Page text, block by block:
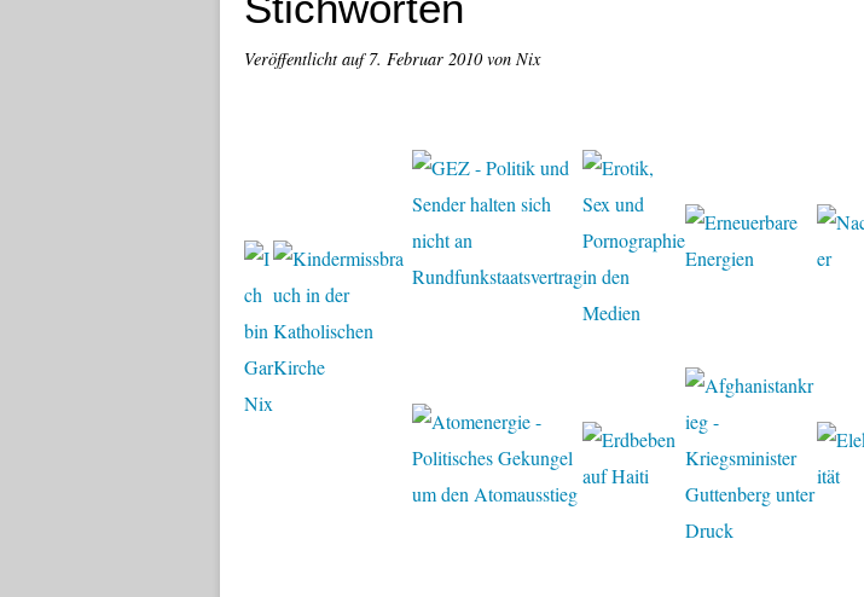
Veröffentlicht auf7. Februar 2010von Nix